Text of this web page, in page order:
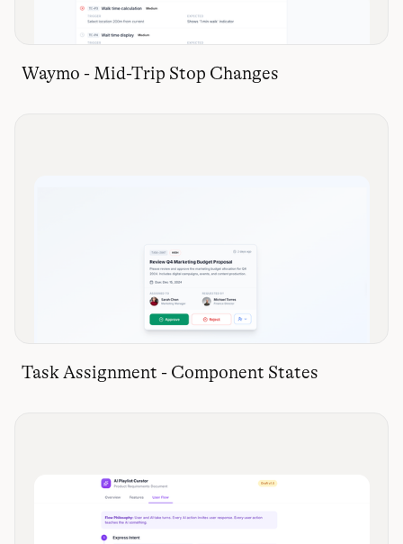
Waymo - Mid-Trip Stop Changes
Task Assignment - Component States